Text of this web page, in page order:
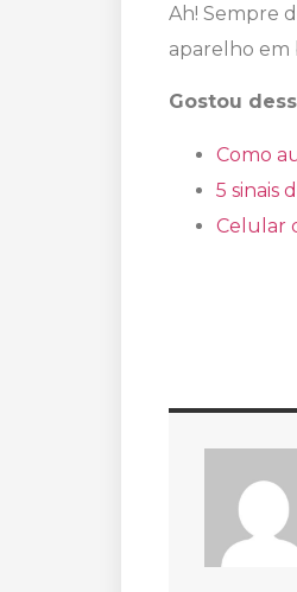
Ah! Sempre
aparelho em
Gostou
Como
5 sinais
Celular